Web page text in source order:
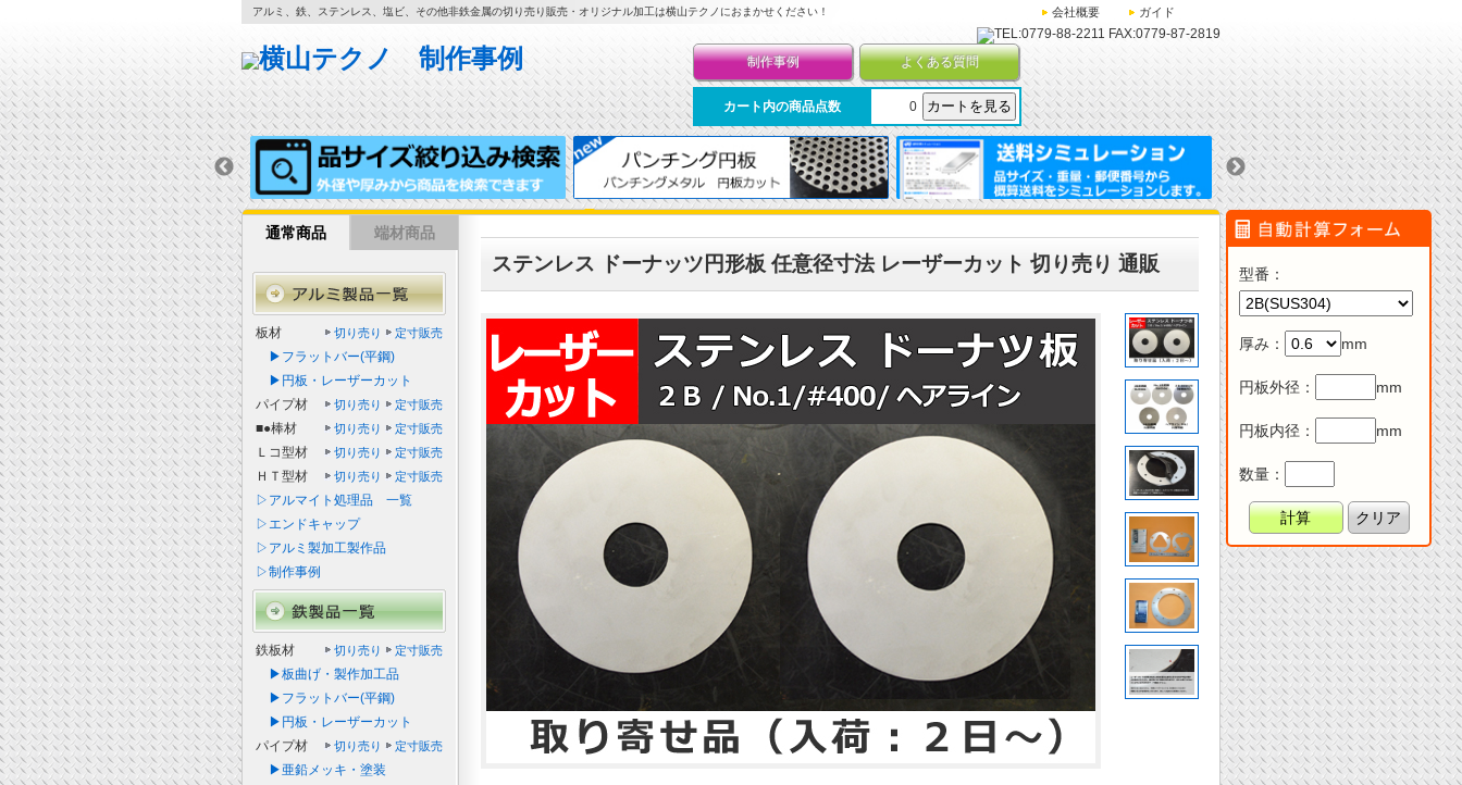
アルミ、鉄、ステンレス、塩ビ、その他非鉄金属の切り売り販売・オリジナル加工は横山テクノにおまかせください！ 会社概要 ガイド
制作事例 よくある質問
カート内の商品点数 0
ステンレス ドーナッツ円形板 任意径寸法 レーザーカット 切り売り 通販
通常商品 端材商品
板材 切り売り 定寸販売
▶フラットバー(平鋼)
▶円板・レーザーカット
パイプ材
切り売り 定寸販売
■●棒材 切り売り 定寸販売
Ｌコ型材 切り売り 定寸販売
ＨＴ型材 切り売り 定寸販売
▷アルマイト処理品 一覧
▷エンドキャップ
▷アルミ製加工製作品
▷制作事例
鉄板材 切り売り 定寸販売
▶板曲げ・製作加工品
▶フラットバー(平鋼)
▶円板・レーザーカット
パイプ材
切り売り 定寸販売
▶亜鉛メッキ・塗装
型番 ：
厚み ： mm
円板外径 ： mm
円板内径 ： mm
数量：
計算 クリア